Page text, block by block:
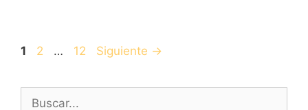
Navegación
entradas
Página
1 Página
2 … Página
12 Siguiente →
Buscar: